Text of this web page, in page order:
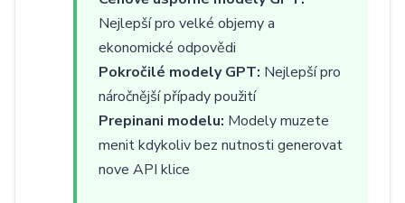
Nejlepší pro velké objemy a
ekonomické odpovědi
Pokročilé modely GPT: Nejlepší pro
náročnější případy použití
Prepinani modelu: Modely muzete
menit kdykoliv bez nutnosti generovat
nove API klice